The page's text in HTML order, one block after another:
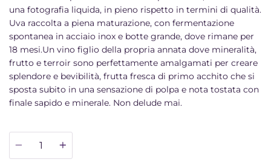
una fotografia liquida, in pieno rispetto in termini di qualità.
Uva raccolta a piena maturazione, con fermentazione
spontanea in acciaio inox e botte grande, dove rimane per
18 mesi.Un vino figlio della propria annata dove mineralità,
frutto e terroir sono perfettamente amalgamati per creare
splendore e bevibilità, frutta fresca di primo acchito che si
sposta subito in una sensazione di polpa e nota tostata con
finale sapido e minerale. Non delude mai.
Quantità